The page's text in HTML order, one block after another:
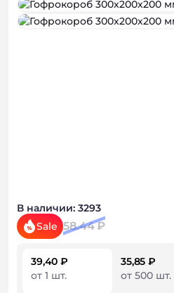
В наличии: 3293
Sale 58.44 ₽
39,40 ₽
от 1 шт.
35,85 ₽
от 500 шт.